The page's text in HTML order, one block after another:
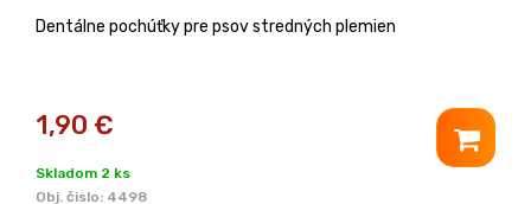
Dentálne pochúťky pre psov stredných plemien
1,90 €
Skladom 2 ks
Obj. čislo: 4498